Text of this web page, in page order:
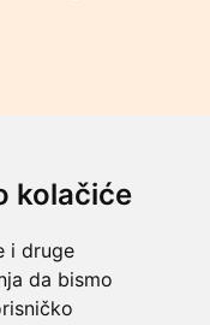
kolačiće
i druge
da bismo